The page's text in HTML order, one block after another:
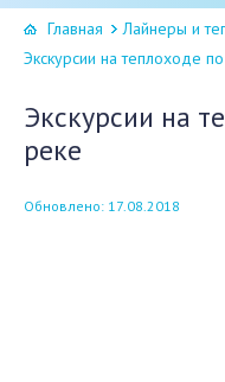
Главная
Лайнеры и
Экскурсии на теплоходе
Экскурсии на
реке
Обновлено: 17.08.2018